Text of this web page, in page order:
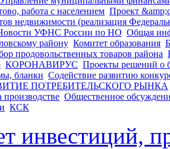
работа с населением Проект
недвижимости (реализация
УФНС России по НО Общая
району Комитет образования
продовольственных товаров района
КОРОНАВИРУС Проекты решений о
бланки Содействие развитию
ПОТРЕБИТЕЛЬСКОГО РЫНКА
производстве Общественное
КСК
инвестиций,